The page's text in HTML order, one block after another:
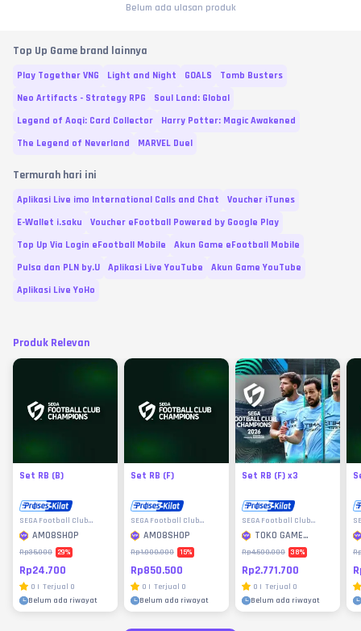
Belum ada ulasan produk
Top Up Game brand lainnya
Play Together VNG Light and Night GOALS
Tomb Busters
Neo Artifacts - Strategy RPG
Soul Land: Global
Legend of Aoqi: Card Collector
Harry Potter: Magic Awakened
The Legend of Neverland
MARVEL Duel
Termurah hari ini
Aplikasi Live imo International Calls and Chat
Voucher iTunes
E-Wallet i.saku
Voucher eFootball Powered by Google Play
Top Up Via Login eFootball Mobile
Akun Game eFootball Mobile
Pulsa dan PLN by.U
Aplikasi Live YouTube
Akun Game YouTube
Aplikasi Live YoHo
Produk Relevan
Set RB (B)
SEGA Football Club
Champions
AM08SHOP
Rp35.000 29%
Rp24.700
0 | Terjual 0
Belum ada riwayat
Set RB (F)
SEGA Football Club
Champions
AM08SHOP
Rp1.000.000 15%
Rp850.500
0 | Terjual 0
Belum ada riwayat
Set RB (F) x3
SEGA Football Club
Champions
TOKO GAME
MURAH
Rp4.500.000 38%
Rp2.771.700
0 | Terjual 0
Belum ada riwayat